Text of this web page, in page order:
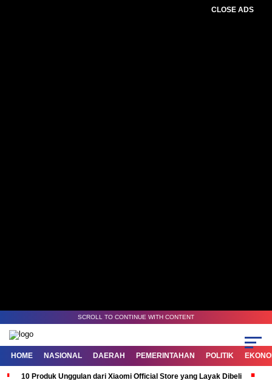
CLOSE ADS
SCROLL TO CONTINUE WITH CONTENT
HOME NASIONAL DAERAH PEMERINTAHAN POLITIK
10 Produk Unggulan dari Xiaomi Official Store yang Layak Dibeli